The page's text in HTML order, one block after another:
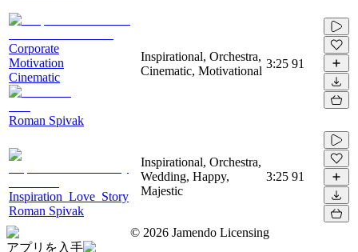
Corporate
Motivation
Cinematic
Roman Spivak
Inspirational, Orchestra,
Cinematic, Motivational
3:25 91
Inspiration_Love_Story
Roman Spivak
Inspirational, Orchestra,
Wedding, Happy,
Majestic
3:25 91
© 2026 Jamendo Licensing
アプリを入手